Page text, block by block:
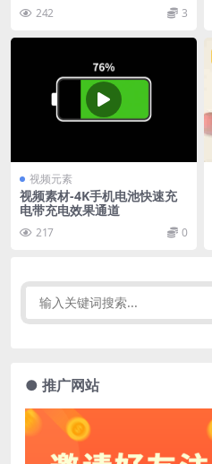
242 3
视频元素
视频素材-4K手机电池快速充
电带充电效果通道
217 0
● 推广网站